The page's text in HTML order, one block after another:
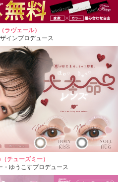
ラヴェール）
インプロデュース
チューズミー）
・ゆうこすプロデュース